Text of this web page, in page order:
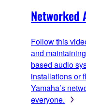
Networked
Follow this
and
based audio
installations or
Yamaha’s
everyone.